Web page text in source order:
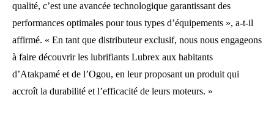
qualité, c’est une avancée technologique garantissant des
performances optimales pour tous types d’équipements », a-t-il
affirmé. « En tant que distributeur exclusif, nous nous engageons
à faire découvrir les lubrifiants Lubrex aux habitants
d’Atakpamé et de l’Ogou, en leur proposant un produit qui
accroît la durabilité et l’efficacité de leurs moteurs. »